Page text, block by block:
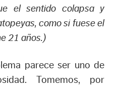
el sentido colapsa y
como si fuese el
21 años.)
parece ser uno de
Tomemos, por